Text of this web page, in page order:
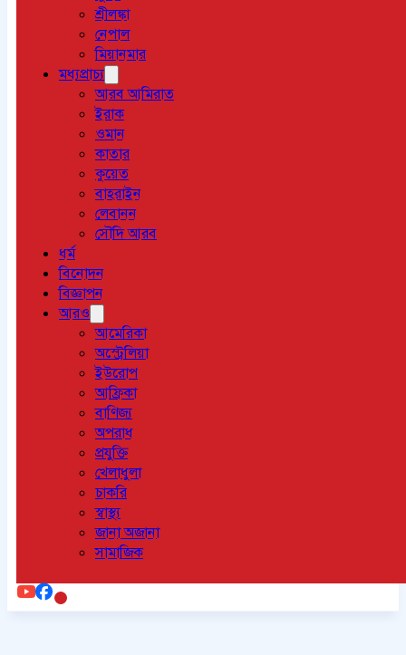
শ্রীলঙ্কা
নেপাল
মিয়ানমার
মধ্যপ্রাচ্য
আরব আমিরাত
ইরাক
ওমান
কাতার
কুয়েত
বাহরাইন
লেবানন
সৌদি আরব
ধর্ম
বিনোদন
বিজ্ঞাপন
আরও
আমেরিকা
অস্ট্রেলিয়া
ইউরোপ
আফ্রিকা
বাণিজ্য
অপরাধ
প্রযুক্তি
খেলাধুলা
চাকরি
স্বাস্থ্য
জানা অজানা
সামাজিক